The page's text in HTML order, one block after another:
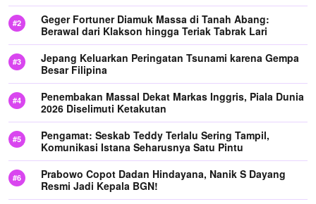
Geger Fortuner Diamuk Massa di Tanah Abang:
Berawal dari Klakson hingga Teriak Tabrak Lari
Jepang Keluarkan Peringatan Tsunami karena Gempa
Besar Filipina
Penembakan Massal Dekat Markas Inggris, Piala Dunia
2026 Diselimuti Ketakutan
Pengamat: Seskab Teddy Terlalu Sering Tampil,
Komunikasi Istana Seharusnya Satu Pintu
Prabowo Copot Dadan Hindayana, Nanik S Dayang
Resmi Jadi Kepala BGN!